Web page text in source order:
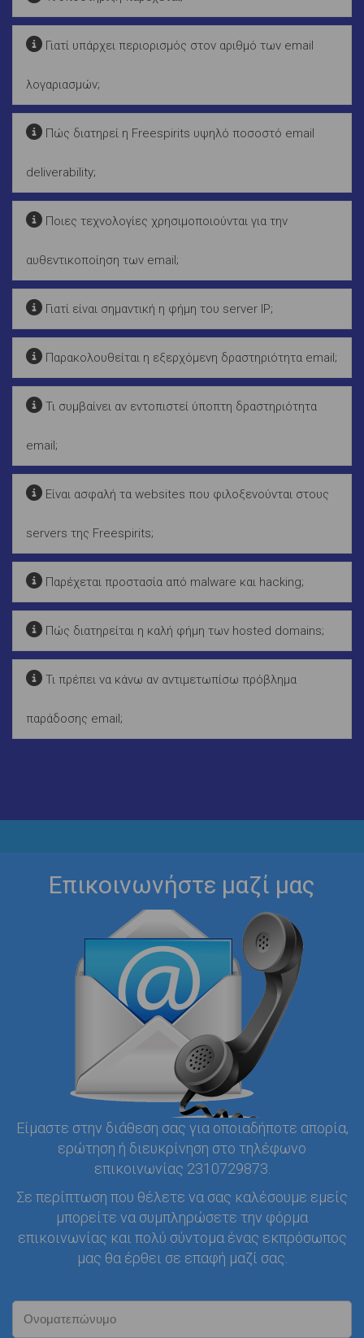
Γιατί υπάρχει περιορισμός στον αριθμό των email
λογαριασμών;
Πώς διατηρεί η Freespirits υψηλό ποσοστό email
deliverability;
Ποιες τεχνολογίες χρησιμοποιούνται για την
αυθεντικοποίηση των email;
Γιατί είναι σημαντική η φήμη του server IP;
Παρακολουθείται η εξερχόμενη δραστηριότητα email;
Τι συμβαίνει αν εντοπιστεί ύποπτη δραστηριότητα
email;
Είναι ασφαλή τα websites που φιλοξενούνται στους
servers της Freespirits;
Παρέχεται προστασία από malware και hacking;
Πώς διατηρείται η καλή φήμη των hosted domains;
Τι πρέπει να κάνω αν αντιμετωπίσω πρόβλημα
παράδοσης email;
Επικοινωνήστε μαζί μας
Είμαστε στην διάθεση σας για οποιαδήποτε απορία,
ερώτηση ή διευκρίνηση στο τηλέφωνο
επικοινωνίας 2310729873.
Σε περίπτωση που θέλετε να σας καλέσουμε εμείς
μπορείτε να συμπληρώσετε την φόρμα
επικοινωνίας και πολύ σύντομα ένας εκπρόσωπος
μας θα έρθει σε επαφή μαζί σας.
Ονοματεπώνυμο